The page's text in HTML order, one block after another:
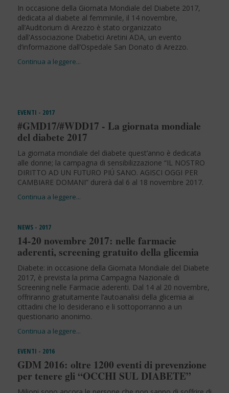
In occasione della Giornata Mondiale del Diabete 2017,
dedicata al diabete al femminile, il 14 novembre,
all’Auditorium di Arezzo è stato organizzato
dall'Associazione Diabetici Aretini ADA, un evento
d’informazione dall’Ospedale San Donato di Arezzo.
EVENTI - 2017
#GMD17/#WDD17 - La giornata mondiale
del diabete 2017
La giornata mondiale del diabete quest’anno è dedicata
alle donne; la campagna di sensibilizzazione “IL NOSTRO
DIRITTO AD UN FUTURO PIÚ SANO. AGISCI OGGI PER
CAMBIARE DOMANI” durerà dal 6 al 18 novembre 2017.
NEWS - 2017
14-20 novembre 2017: nelle farmacie
aderenti, screening gratuito della glicemia
Diabete: in occasione della Giornata Mondiale del Diabete
2017, è prevista la prima Campagna Nazionale di
Screening nelle Farmacie aderenti. Dal 14 al 20 novembre,
offriranno gratuitamente l’autoanalisi della glicemia ai
cittadini che lo desiderano e li sottoporranno a un
questionario anonimo.
EVENTI - 2016
GDM 2016: oltre 1200 eventi di prevenzione
per tenere gli “OCCHI SUL DIABETE”